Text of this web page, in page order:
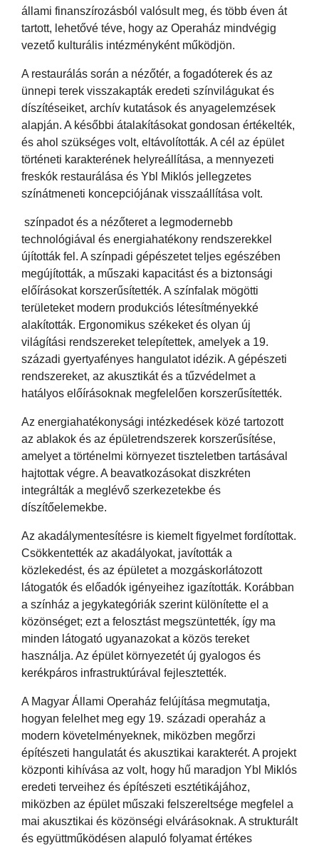
állami finanszírozásból valósult meg, és több éven át
tartott, lehetővé téve, hogy az Operaház mindvégig
vezető kulturális intézményként működjön.
A restaurálás során a nézőtér, a fogadóterek és az
ünnepi terek visszakapták eredeti színvilágukat és
díszítéseiket, archív kutatások és anyagelemzések
alapján. A későbbi átalakításokat gondosan értékelték,
és ahol szükséges volt, eltávolították. A cél az épület
történeti karakterének helyreállítása, a mennyezeti
freskók restaurálása és Ybl Miklós jellegzetes
színátmeneti koncepciójának visszaállítása volt.
színpadot és a nézőteret a legmodernebb
technológiával és energiahatékony rendszerekkel
újították fel. A színpadi gépészetet teljes egészében
megújították, a műszaki kapacitást és a biztonsági
előírásokat korszerűsítették. A színfalak mögötti
területeket modern produkciós létesítményekké
alakították. Ergonomikus székeket és olyan új
világítási rendszereket telepítettek, amelyek a 19.
századi gyertyafényes hangulatot idézik. A gépészeti
rendszereket, az akusztikát és a tűzvédelmet a
hatályos előírásoknak megfelelően korszerűsítették.
Az energiahatékonysági intézkedések közé tartozott
az ablakok és az épületrendszerek korszerűsítése,
amelyet a történelmi környezet tiszteletben tartásával
hajtottak végre. A beavatkozásokat diszkréten
integrálták a meglévő szerkezetekbe és
díszítőelemekbe.
Az akadálymentesítésre is kiemelt figyelmet fordítottak.
Csökkentették az akadályokat, javították a
közlekedést, és az épületet a mozgáskorlátozott
látogatók és előadók igényeihez igazították. Korábban
a színház a jegykategóriák szerint különítette el a
közönséget; ezt a felosztást megszüntették, így ma
minden látogató ugyanazokat a közös tereket
használja. Az épület környezetét új gyalogos és
kerékpáros infrastruktúrával fejlesztették.
A Magyar Állami Operaház felújítása megmutatja,
hogyan felelhet meg egy 19. századi operaház a
modern követelményeknek, miközben megőrzi
építészeti hangulatát és akusztikai karakterét. A projekt
központi kihívása az volt, hogy hű maradjon Ybl Miklós
eredeti terveihez és építészeti esztétikájához,
miközben az épület műszaki felszereltsége megfelel a
mai akusztikai és közönségi elvárásoknak. A strukturált
és együttműködésen alapuló folyamat értékes